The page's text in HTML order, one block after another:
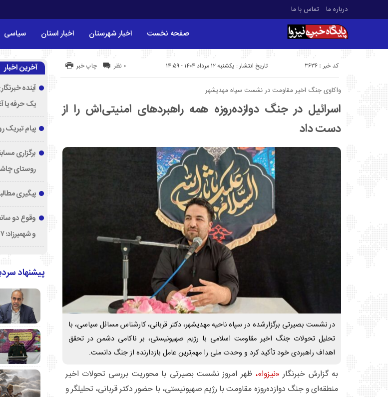
درباره ما تماس با ما
صفحه نخست اخبار شهرستان اخبار استان سیاسی
تاریخ انتشار : یکشنبه ۱۲ مرداد ۱۴۰۴ - ۱۴:۵۹ کد خبر : 3636 چاپ خبر ۰ نظر
واکاوی جنگ اخیر مقاومت در نشست سپاه مهدیشهر
اسرائیل در جنگ دوازده‌روزه همه راهبردهای امنیتی‌اش را از
دست داد
در نشست بصیرتی برگزارشده در سپاه ناحیه مهدیشهر، دکتر قربانی، کارشناس مسائل سیاسی، با
تحلیل تحولات جنگ اخیر مقاومت اسلامی با رژیم صهیونیستی، بر ناکامی دشمن در تحقق
اهداف راهبردی خود تأکید کرد و وحدت ملی را مهم‌ترین عامل بازدارنده از جنگ دانست.
به گزارش خبرنگار «نیزوا»، ظهر امروز نشست بصیرتی با محوریت بررسی تحولات اخیر
منطقه‌ای و جنگ دوازده‌روزه مقاومت با رژیم صهیونیستی، با حضور دکتر قربانی، تحلیلگر و
آخرین اخبار
آینده
یک حرفه یا
پیام تبریک
برگزاری
روستای
پیگیری
وقوع دو
و شهمیرزاد؛ ۱۷ نفر مصدوم شدند
پیشنهاد